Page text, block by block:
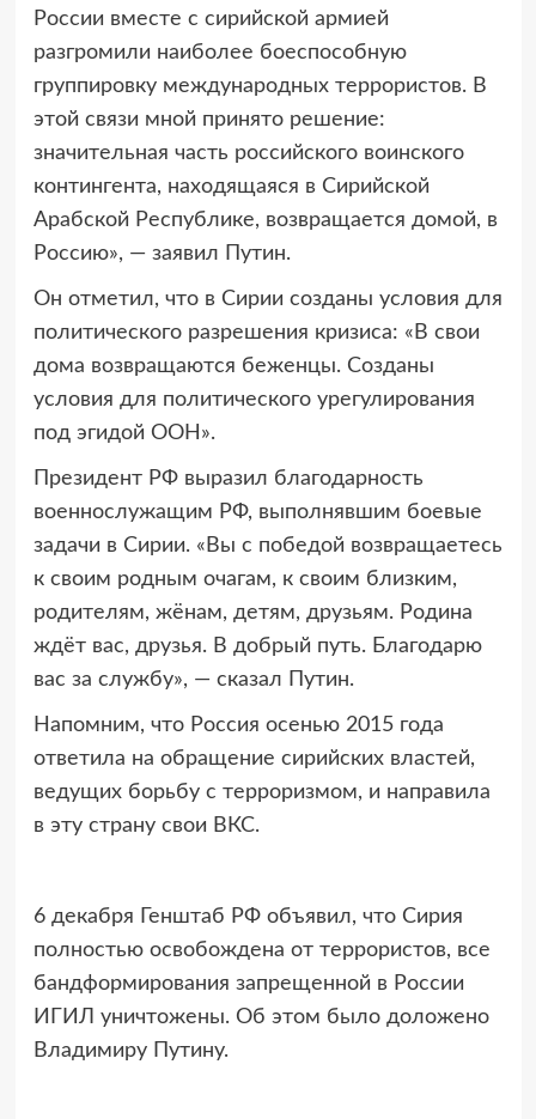
России вместе с сирийской армией
разгромили наиболее боеспособную
группировку международных террористов. В
этой связи мной принято решение:
значительная часть российского воинского
контингента, находящаяся в Сирийской
Арабской Республике, возвращается домой, в
Россию», — заявил Путин.
Он отметил, что в Сирии созданы условия для
политического разрешения кризиса: «В свои
дома возвращаются беженцы. Созданы
условия для политического урегулирования
под эгидой ООН».
Президент РФ выразил благодарность
военнослужащим РФ, выполнявшим боевые
задачи в Сирии. «Вы с победой возвращаетесь
к своим родным очагам, к своим близким,
родителям, жёнам, детям, друзьям. Родина
ждёт вас, друзья. В добрый путь. Благодарю
вас за службу», — сказал Путин.
Напомним, что Россия осенью 2015 года
ответила на обращение сирийских властей,
ведущих борьбу с терроризмом, и направила
в эту страну свои ВКС.
6 декабря Генштаб РФ объявил, что Сирия
полностью освобождена от террористов, все
бандформирования запрещенной в России
ИГИЛ уничтожены. Об этом было доложено
Владимиру Путину.